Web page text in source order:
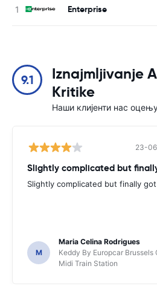
Enterprise
9.1
Iznajmljivanje
Kritike
Наши клијенти нас
23-
Slightly complicated but
Slightly complicated but finally
M
Maria Celina Rodrigues
Keddy By Europcar Brussels
Midi Train Station